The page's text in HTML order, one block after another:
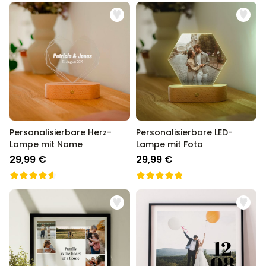
Personalisierbare Herz-
Lampe mit Name
29,99 €
Personalisierbare LED-
Lampe mit Foto
29,99 €